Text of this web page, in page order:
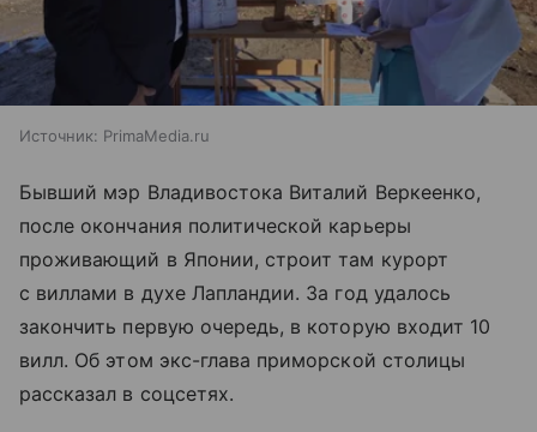
Источник: PrimaMedia.ru
Бывший мэр Владивостока Виталий Веркеенко,
после окончания политической карьеры
проживающий в Японии, строит там курорт
с виллами в духе Лапландии. За год удалось
закончить первую очередь, в которую входит 10
вилл. Об этом экс-глава приморской столицы
рассказал в соцсетях.